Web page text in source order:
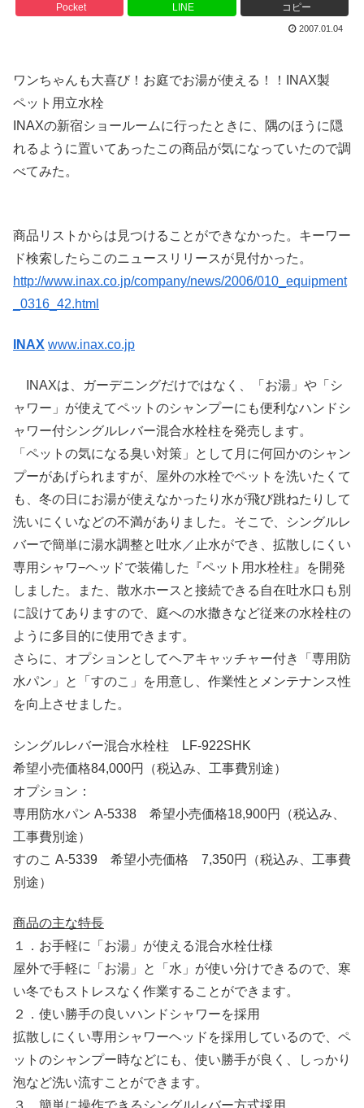
Pocket LINE コピー
2007.01.04
ワンちゃんも大喜び！お庭でお湯が使える！！INAX製
ペット用立水栓
INAXの新宿ショールームに行ったときに、隅のほうに隠
れるように置いてあったこの商品が気になっていたので調
べてみた。
商品リストからは見つけることができなかった。キーワー
ド検索したらこのニュースリリースが見付かった。
http://www.inax.co.jp/company/news/2006/010_equipment
_0316_42.html
INAX www.inax.co.jp
INAXは、ガーデニングだけではなく、「お湯」や「シ
ャワー」が使えてペットのシャンプーにも便利なハンドシ
ャワー付シングルレバー混合水栓柱を発売します。
「ペットの気になる臭い対策」として月に何回かのシャン
プーがあげられますが、屋外の水栓でペットを洗いたくて
も、冬の日にお湯が使えなかったり水が飛び跳ねたりして
洗いにくいなどの不満がありました。そこで、シングルレ
バーで簡単に湯水調整と吐水／止水ができ、拡散しにくい
専用シャワ−ヘッドで装備した『ペット用水栓柱』を開発
しました。また、散水ホースと接続できる自在吐水口も別
に設けてありますので、庭への水撒きなど従来の水栓柱の
ように多目的に使用できます。
さらに、オプションとしてヘアキャッチャー付き「専用防
水パン」と「すのこ」を用意し、作業性とメンテナンス性
を向上させました。
シングルレバー混合水栓柱 LF-922SHK
希望小売価格84,000円（税込み、工事費別途）
オプション：
専用防水パン A-5338 希望小売価格18,900円（税込み、
工事費別途）
すのこ A-5339 希望小売価格 7,350円（税込み、工事費
別途）
商品の主な特長
１．お手軽に「お湯」が使える混合水栓仕様
屋外で手軽に「お湯」と「水」が使い分けできるので、寒
い冬でもストレスなく作業することができます。
２．使い勝手の良いハンドシャワーを採用
拡散しにくい専用シャワーヘッドを採用しているので、ペ
ットのシャンプー時などにも、使い勝手が良く、しっかり
泡など洗い流すことができます。